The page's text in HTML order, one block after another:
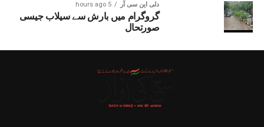
دلی این سی آر 5 hours ago
گروگرام میں بارش سے سیلاب جیسی
صورتحال